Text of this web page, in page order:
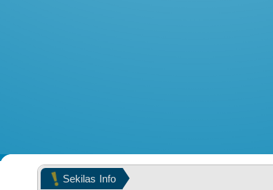
Sekilas Info WEB SITE